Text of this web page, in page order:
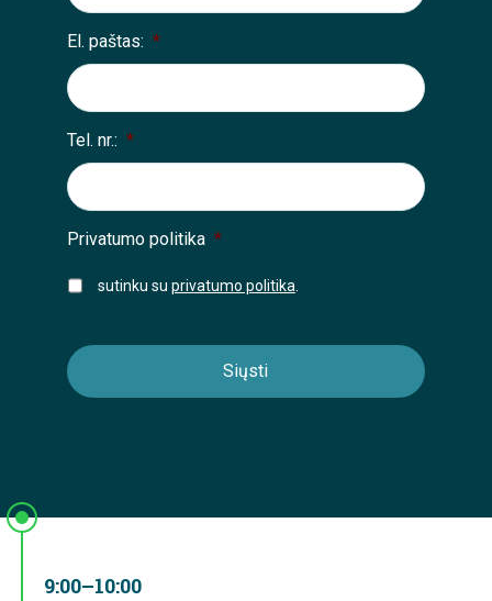
El. paštas: *
Tel. nr.: *
Privatumo politika *
sutinku su privatumo politika
9:00–10:00